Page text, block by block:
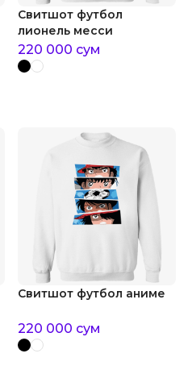
Свитшот футбол
лионель месси
220 000 сум
Свитшот футбол аниме
220 000 сум